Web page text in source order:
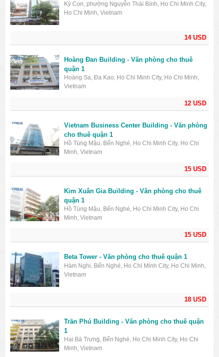
14 USD
Ký Con, phường Nguyễn Thái Bình, Ho Chi Minh City,
Ho Chi Minh, Vietnam
12 USD
Hoàng Đan Building - Văn phòng cho thuê
quận 1
Hoàng Sa, Đa Kao, Ho Chi Minh City, Ho Chi Minh,
Vietnam
15 USD
Vietnam Business Center Building - Văn phòng
cho thuê quận 1
Hồ Tùng Mậu, Bến Nghé, Ho Chi Minh City, Ho Chi
Minh, Vietnam
15 USD
Kim Xuân Gia Building - Văn phòng cho thuê
quận 1
Hồ Tùng Mậu, Bến Nghé, Ho Chi Minh City, Ho Chi
Minh, Vietnam
18 USD
Beta Tower - Văn phòng cho thuê quận 1
Hàm Nghi, Bến Nghé, Ho Chi Minh City, Ho Chi Minh,
Vietnam
Trần Phú Building - Văn phòng cho thuê quận
1
Hai Bà Trưng, Bến Nghé, Ho Chi Minh City, Ho Chi
Minh, Vietnam